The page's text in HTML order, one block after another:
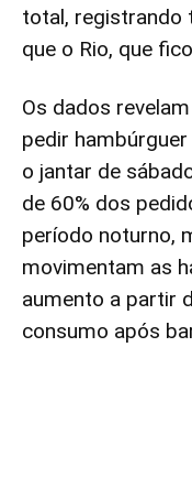
total, registrando
que o Rio, que
Os dados
pedir
o jantar de
de 60% dos
período noturno,
movimentam as
aumento a partir
consumo após